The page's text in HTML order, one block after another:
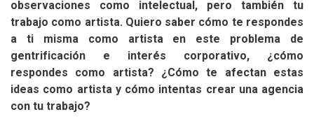
observaciones como intelectual, pero también tu
trabajo como artista. Quiero saber cómo te respondes
a ti misma como artista en este problema de
gentrificación e interés corporativo, ¿cómo
respondes como artista? ¿Cómo te afectan estas
ideas como artista y cómo intentas crear una agencia
con tu trabajo?